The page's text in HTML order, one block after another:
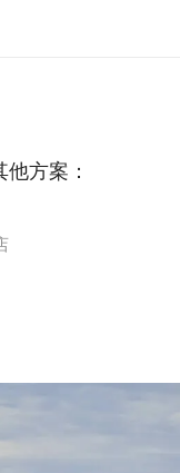
方案：